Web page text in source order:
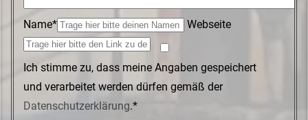
Name* Webseite
Ich stimme zu, dass meine Angaben gespeichert
und verarbeitet werden dürfen gemäß der
Datenschutzerklärung.*